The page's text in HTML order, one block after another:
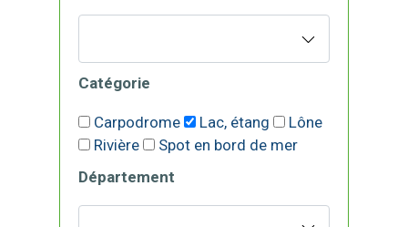
Catégorie
Carpodrome Lac, étang
Lône
Rivière
Spot en bord de mer
Département